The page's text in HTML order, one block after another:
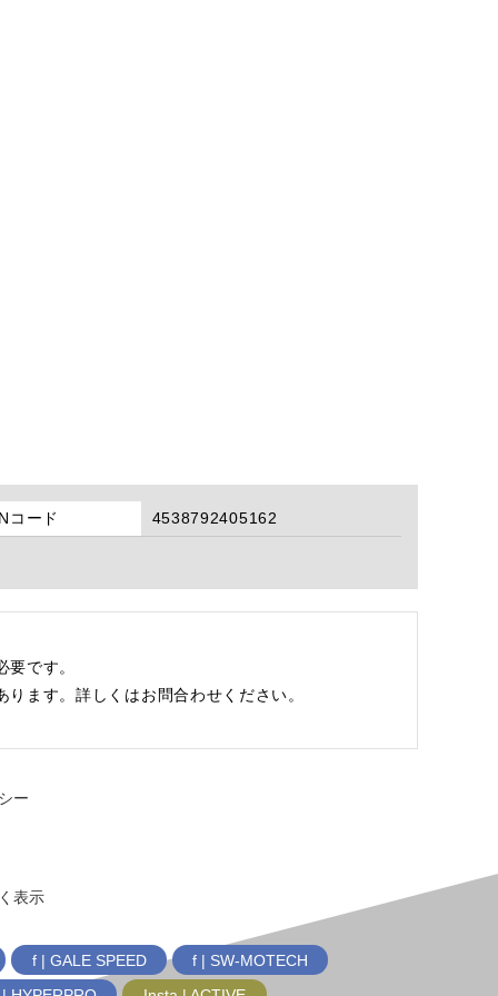
コード 4538792405162
です。
ます。詳しくはお問合わせください。
ー
表示
f | GALE SPEED
f | SW-MOTECH